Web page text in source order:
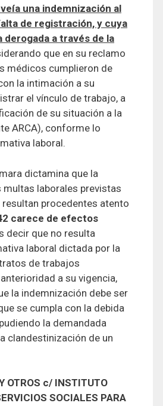
una indemnización al
de registración, y cuya
a través de la
que en su reclamo
médicos cumplieron de
la intimación a su
el vínculo de trabajo, a
de su situación a la
ARCA), conforme lo
laboral.
dictamina que la
multas laborales previstas
resultan procedentes atento
carece de efectos
decir que no resulta
laboral dictada por la
de trabajos
a su vigencia,
la indemnización debe ser
se cumpla con la debida
la demandada
clandestinización de un
OTROS c/ INSTITUTO
SOCIALES PARA